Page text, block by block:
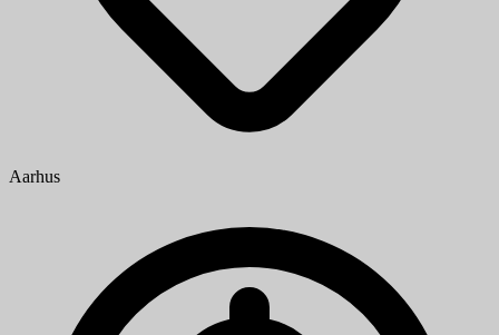
Aarhus